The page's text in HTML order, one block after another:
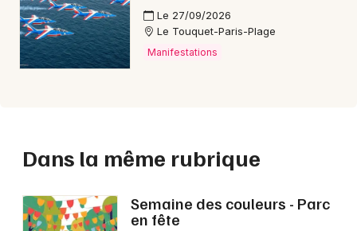
Le 27/09/2026
Le Touquet-Paris-Plage
Manifestations
Dans la même rubrique
Semaine des couleurs - Parc
en fête